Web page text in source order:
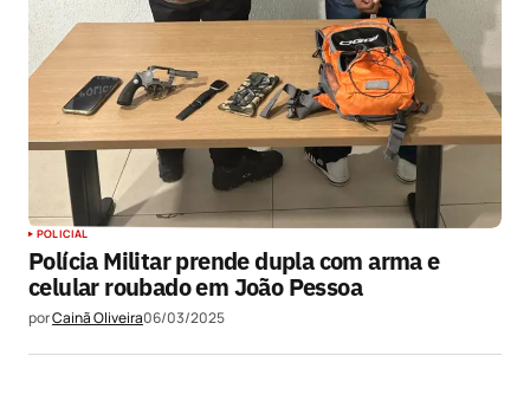
POLICIAL
Polícia Militar prende dupla com arma e
celular roubado em João Pessoa
porCainã Oliveira06/03/2025